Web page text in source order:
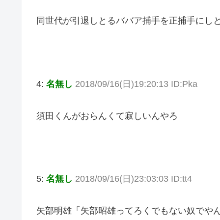
同世代が引退しとるババア捕手を正捕手にし
4: 名無し 2018/09/16(日)19:20:13 ID:Pka
須田くんがおらんくて寂しいんやろ
5: 名無し 2018/09/16(日)23:03:03 ID:tt4
矢部明雄「矢部昭雄ってろくでもない奴でやん